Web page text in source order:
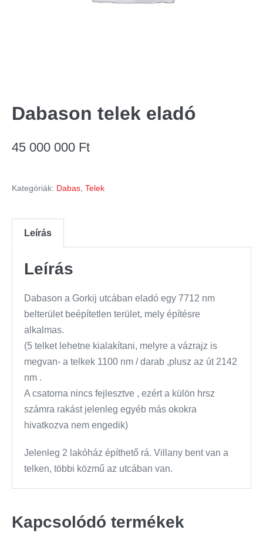
Dabason telek eladó
45 000 000 Ft
Kategóriák: Dabas, Telek
Leírás
Leírás
Dabason a Gorkij utcában eladó egy 7712 nm
belterület beépítetlen terület, mely építésre
alkalmas.
(5 telket lehetne kialakítani, melyre a vázrajz is
megvan- a telkek 1100 nm / darab ,plusz az út 2142
nm .
A csatorna nincs fejlesztve , ezért a külön hrsz
számra rakást jelenleg egyéb más okokra
hivatkozva nem engedik)
Jelenleg 2 lakóház építhető rá. Villany bent van a
telken, többi közmű az utcában van.
Kapcsolódó termékek